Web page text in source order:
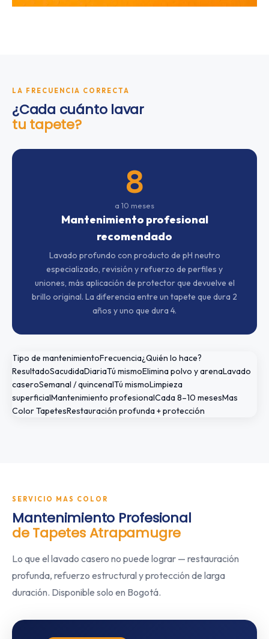
LA FRECUENCIA CORRECTA
¿Cada cuánto lavar
tu tapete?
8
a 10 meses
Mantenimiento profesional
recomendado
Lavado profundo con producto de pH neutro
especializado, revisión y refuerzo de perfiles y
uniones, más aplicación de protector que devuelve el
brillo original. La diferencia entre un tapete que dura 2
años y uno que dura 4.
Tipo de mantenimientoFrecuencia¿Quién lo hace?
ResultadoSacudidaDiariaTú mismoElimina polvo y arenaLavado
caseroSemanal / quincenalTú mismoLimpieza
superficialMantenimiento profesionalCada 8–10 mesesMas
Color TapetesRestauración profunda + protección
SERVICIO MAS COLOR
Mantenimiento Profesional
de Tapetes Atrapamugre
Lo que el lavado casero no puede lograr — restauración
profunda, refuerzo estructural y protección de larga
duración. Disponible solo en Bogotá.